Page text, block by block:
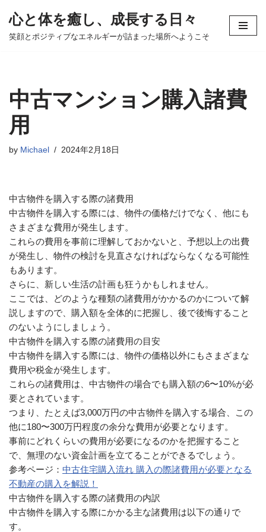
コ
へ
ス
キ
ッ
心と体を癒し、成長する日々
笑顔とポジティブなエネルギーが詰まった場所へようこそ
中古マンション購入諸費
用
by Michael 2024年2月18日
中古物件を購入する際の諸費用
中古物件を購入する際には、物件の価格だけでなく、他にも
さまざまな費用が発生します。
これらの費用を事前に理解しておかないと、予想以上の出費
が発生し、物件の検討を見直さなければならなくなる可能性
もあります。
さらに、新しい生活の計画も狂うかもしれません。
ここでは、どのような種類の諸費用がかかるのかについて解
説しますので、購入額を全体的に把握し、後で後悔すること
のないようにしましょう。
中古物件を購入する際の諸費用の目安
中古物件を購入する際には、物件の価格以外にもさまざまな
費用や税金が発生します。
これらの諸費用は、中古物件の場合でも購入額の6〜10%が必
要とされています。
つまり、たとえば3,000万円の中古物件を購入する場合、この
他に180〜300万円程度の余分な費用が必要となります。
事前にどれくらいの費用が必要になるのかを把握すること
で、無理のない資金計画を立てることができるでしょう。
参考ページ： 中古住宅購入流れ 購入の際諸費用が必要となる
不動産の購入を解説！
中古物件を購入する際の諸費用の内訳
中古物件を購入する際にかかる主な諸費用は以下の通りで
す。